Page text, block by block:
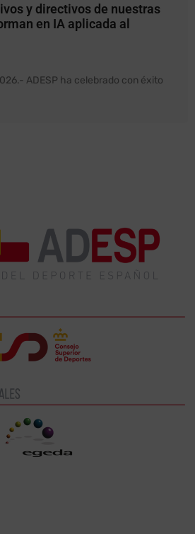
y directivos de nuestras
en IA aplicada al
ADESP ha celebrado con éxito